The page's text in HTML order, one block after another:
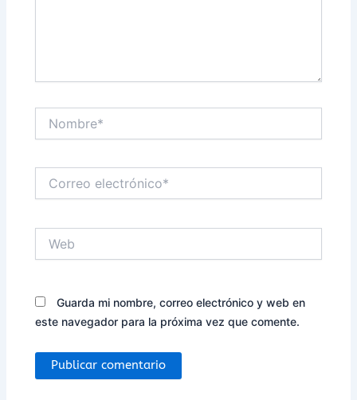
electrónico*
Guarda mi nombre, correo electrónico y web en
este navegador para la próxima vez que comente.